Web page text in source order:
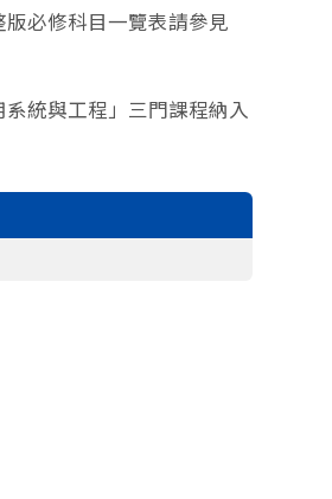
必修科目一覽表請參見
統與工程」三門課程納入